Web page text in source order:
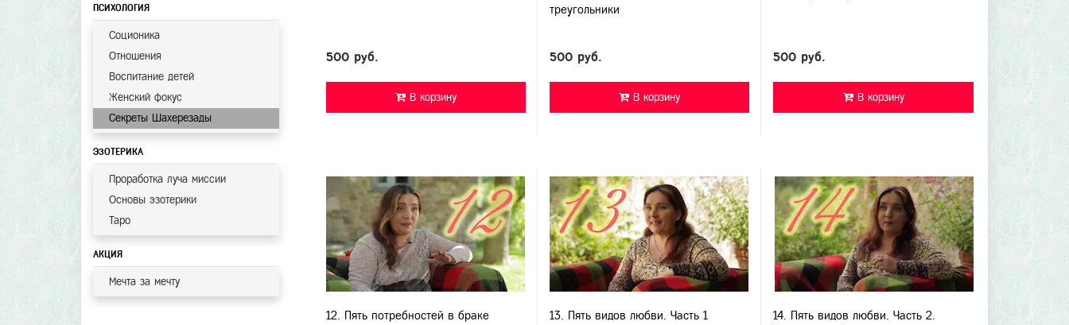
ПСИХОЛОГИЯ
Соционика
Отношения
Воспитание детей
Женский фокус
Секреты Шахерезады
ЭЗОТЕРИКА
Проработка луча миссии
Основы эзотерики
Таро
АКЦИЯ
Мечта за мечту
500 руб.
В корзину
треугольники
500 руб.
В корзину
500 руб.
В корзину
12. Пять потребностей в браке 13. Пять видов любви. Часть 1
14. Пять видов любви. Часть 2.